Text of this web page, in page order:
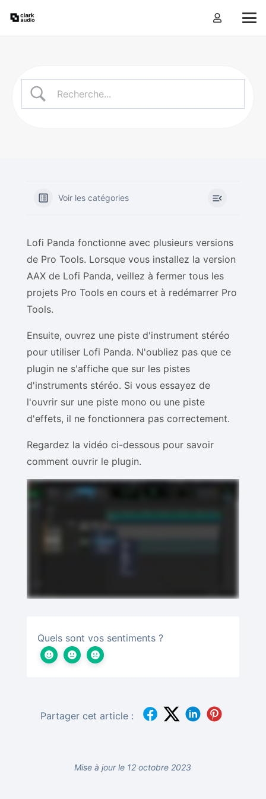
Voir les catégories
Lofi Panda fonctionne avec plusieurs versions
de Pro Tools. Lorsque vous installez la version
AAX de Lofi Panda, veillez à fermer tous les
projets Pro Tools en cours et à redémarrer Pro
Tools.
Ensuite, ouvrez une piste d'instrument stéréo
pour utiliser Lofi Panda. N'oubliez pas que ce
plugin ne s'affiche que sur les pistes
d'instruments stéréo. Si vous essayez de
l'ouvrir sur une piste mono ou une piste
d'effets, il ne fonctionnera pas correctement.
Regardez la vidéo ci-dessous pour savoir
comment ouvrir le plugin.
Quels sont vos sentiments ?
Partager cet article :
Mise à jour le 12 octobre 2023